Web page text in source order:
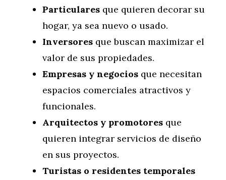
Particulares que quieren decorar su
hogar, ya sea nuevo o usado.
Inversores que buscan maximizar el
valor de sus propiedades.
Empresas y negocios que necesitan
espacios comerciales atractivos y
funcionales.
Arquitectos y promotores que
quieren integrar servicios de diseño
en sus proyectos.
Turistas o residentes temporales